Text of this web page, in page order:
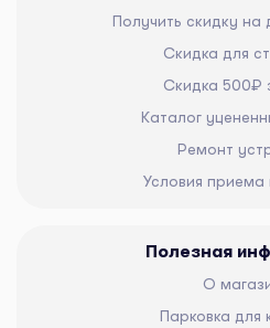
Получить скидку на
Скидка для
Скидка 500₽
Каталог
Ремонт
Условия приема
Полезная
О
Парковка для